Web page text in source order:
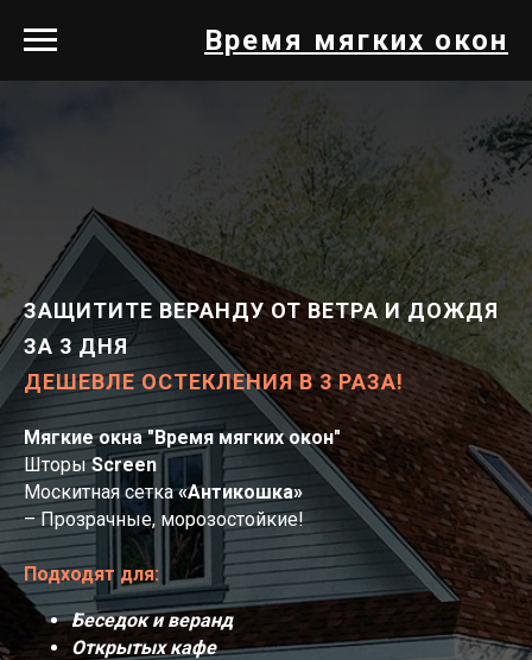
Время мягких окон
ЗАЩИТИТЕ ВЕРАНДУ ОТ ВЕТРА И ДОЖДЯ
ЗА 3 ДНЯ
ДЕШЕВЛЕ ОСТЕКЛЕНИЯ В 3 РАЗА!
Мягкие окна "Время мягких окон"
ШторыScreen
Москитная сетка«Антикошка»
– Прозрачные, морозостойкие!
Подходят для:
Беседок и веранд
Открытых кафе